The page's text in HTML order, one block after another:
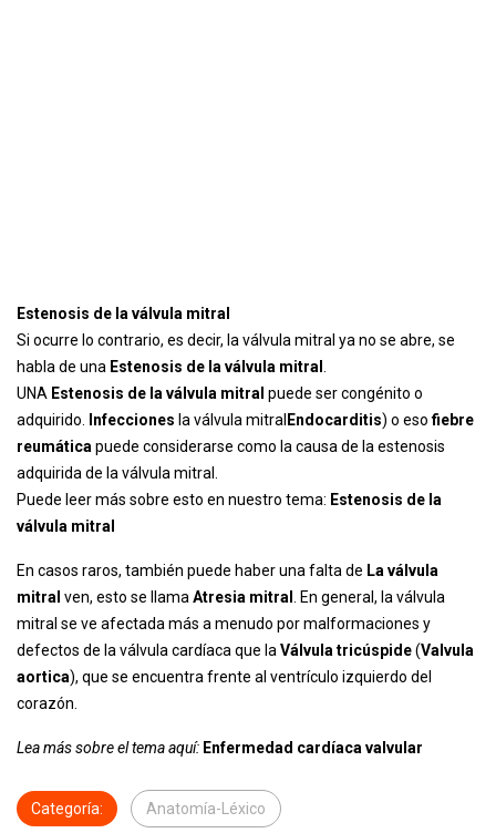
Estenosis de la válvula mitral
Si ocurre lo contrario, es decir, la válvula mitral ya no se abre, se
habla de una Estenosis de la válvula mitral
UNA Estenosis de la válvula mitral puede ser congénito o
adquirido.
Infecciones la válvula mitral Endocarditis) o esofiebre
reumática puede considerarse como la causa de la estenosis
adquirida de la válvula mitral.
Puede leer más sobre esto en nuestro tema: Estenosis de la
válvula mitral
En casos raros, también puede haber una falta de La válvula
mitral ven, esto se llama Atresia mitral
. En general, la válvula
mitral se ve afectada más a menudo por malformaciones y
defectos de la válvula cardíaca que la Válvula tricúspide(Valvula
aortica), que se encuentra frente al ventrículo izquierdo del
corazón.
Lea más sobre el tema aquí: Enfermedad cardíaca valvular
Categoría: Anatomía-Léxico